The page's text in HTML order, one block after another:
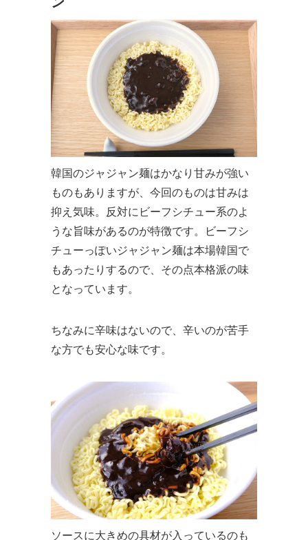
韓国のジャジャン麺はかなり甘みが強い
ものもありますが、今回のものは甘みは
抑え気味。反対にビーフシチュー系のよ
うな旨味があるのが特徴です。ビーフシ
チューっぽいジャジャン麺は本場韓国で
もあったりするので、その点本格派の味
となっています。
ちなみに辛味はないので、辛いのが苦手
な方でも安心な味です。
ソースに大きめの具材が入っているのも